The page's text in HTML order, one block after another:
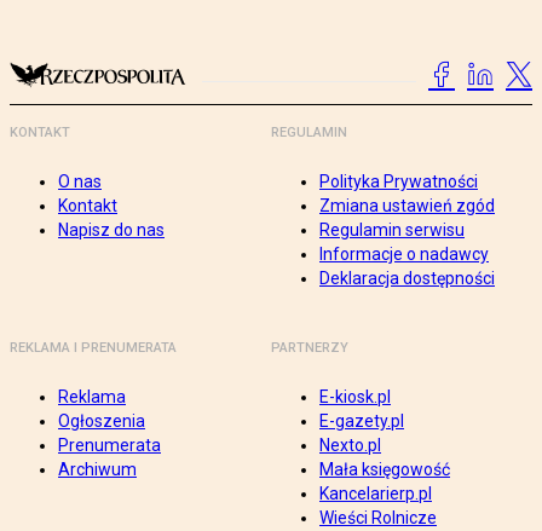
KONTAKT
O nas
Kontakt
Napisz do nas
REGULAMIN
Polityka Prywatności
Zmiana ustawień zgód
Regulamin serwisu
Informacje o nadawcy
Deklaracja dostępności
REKLAMA I PRENUMERATA
Reklama
Ogłoszenia
Prenumerata
Archiwum
PARTNERZY
E-kiosk.pl
E-gazety.pl
Nexto.pl
Mała księgowość
Kancelarierp.pl
Wieści Rolnicze